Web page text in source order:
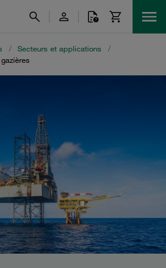
/ Secteurs et applications
/